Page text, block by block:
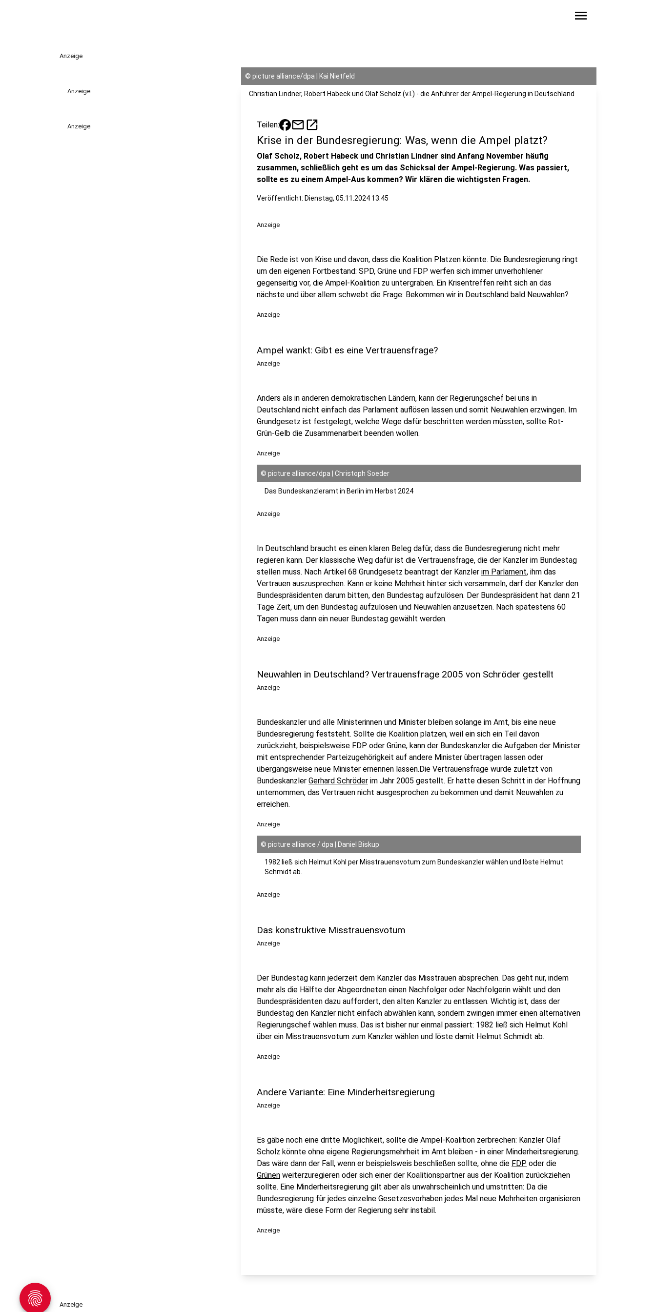
menu
Anzeige
Anzeige
Anzeige
© picture alliance/dpa | Kai Nietfeld
Christian Lindner, Robert Habeck und Olaf Scholz (v.l.) - die Anführer der Ampel-Regierung in Deutschland
Teilen: mailopen_in_new
Krise in der Bundesregierung: Was, wenn die Ampel platzt?
Olaf Scholz, Robert Habeck und Christian Lindner sind Anfang November häufig
zusammen, schließlich geht es um das Schicksal der Ampel-Regierung. Was passiert,
sollte es zu einem Ampel-Aus kommen? Wir klären die wichtigsten Fragen.
Veröffentlicht: Dienstag, 05.11.2024 13:45
Anzeige
Die Rede ist von Krise und davon, dass die Koalition Platzen könnte. Die Bundesregierung ringt
um den eigenen Fortbestand: SPD, Grüne und FDP werfen sich immer unverhohlener
gegenseitig vor, die Ampel-Koalition zu untergraben. Ein Krisentreffen reiht sich an das
nächste und über allem schwebt die Frage: Bekommen wir in Deutschland bald Neuwahlen?
Anzeige
Ampel wankt: Gibt es eine Vertrauensfrage?
Anzeige
Anders als in anderen demokratischen Ländern, kann der Regierungschef bei uns in
Deutschland nicht einfach das Parlament auflösen lassen und somit Neuwahlen erzwingen. Im
Grundgesetz ist festgelegt, welche Wege dafür beschritten werden müssten, sollte Rot-
Grün-Gelb die Zusammenarbeit beenden wollen.
Anzeige
© picture alliance/dpa | Christoph Soeder
Das Bundeskanzleramt in Berlin im Herbst 2024
Anzeige
In Deutschland braucht es einen klaren Beleg dafür, dass die Bundesregierung nicht mehr
regieren kann. Der klassische Weg dafür ist die Vertrauensfrage, die der Kanzler im Bundestag
stellen muss. Nach Artikel 68 Grundgesetz beantragt der Kanzler im Parlament, ihm das
Vertrauen auszusprechen. Kann er keine Mehrheit hinter sich versammeln, darf der Kanzler den
Bundespräsidenten darum bitten, den Bundestag aufzulösen. Der Bundespräsident hat dann 21
Tage Zeit, um den Bundestag aufzulösen und Neuwahlen anzusetzen. Nach spätestens 60
Tagen muss dann ein neuer Bundestag gewählt werden.
Anzeige
Neuwahlen in Deutschland? Vertrauensfrage 2005 von Schröder gestellt
Anzeige
Bundeskanzler und alle Ministerinnen und Minister bleiben solange im Amt, bis eine neue
Bundesregierung feststeht. Sollte die Koalition platzen, weil ein sich ein Teil davon
zurückzieht, beispielsweise FDP oder Grüne, kann der Bundeskanzler die Aufgaben der Minister
mit entsprechender Parteizugehörigkeit auf andere Minister übertragen lassen oder
übergangsweise neue Minister ernennen lassen.Die Vertrauensfrage wurde zuletzt von
Bundeskanzler Gerhard Schröder im Jahr 2005 gestellt. Er hatte diesen Schritt in der Hoffnung
unternommen, das Vertrauen nicht ausgesprochen zu bekommen und damit Neuwahlen zu
erreichen.
Anzeige
© picture alliance / dpa | Daniel Biskup
1982 ließ sich Helmut Kohl per Misstrauensvotum zum Bundeskanzler wählen und löste Helmut
Schmidt ab.
Anzeige
Das konstruktive Misstrauensvotum
Anzeige
Der Bundestag kann jederzeit dem Kanzler das Misstrauen absprechen. Das geht nur, indem
mehr als die Hälfte der Abgeordneten einen Nachfolger oder Nachfolgerin wählt und den
Bundespräsidenten dazu auffordert, den alten Kanzler zu entlassen. Wichtig ist, dass der
Bundestag den Kanzler nicht einfach abwählen kann, sondern zwingen immer einen alternativen
Regierungschef wählen muss. Das ist bisher nur einmal passiert: 1982 ließ sich Helmut Kohl
über ein Misstrauensvotum zum Kanzler wählen und löste damit Helmut Schmidt ab.
Anzeige
Andere Variante: Eine Minderheitsregierung
Anzeige
Es gäbe noch eine dritte Möglichkeit, sollte die Ampel-Koalition zerbrechen: Kanzler Olaf
Scholz könnte ohne eigene Regierungsmehrheit im Amt bleiben - in einer Minderheitsregierung.
Das wäre dann der Fall, wenn er beispielsweis beschließen sollte, ohne die FDP oder die
Grünen weiterzuregieren oder sich einer der Koalitionspartner aus der Koalition zurückziehen
sollte. Eine Minderheitsregierung gilt aber als unwahrscheinlich und umstritten: Da die
Bundesregierung für jedes einzelne Gesetzesvorhaben jedes Mal neue Mehrheiten organisieren
müsste, wäre diese Form der Regierung sehr instabil.
Anzeige
Anzeige